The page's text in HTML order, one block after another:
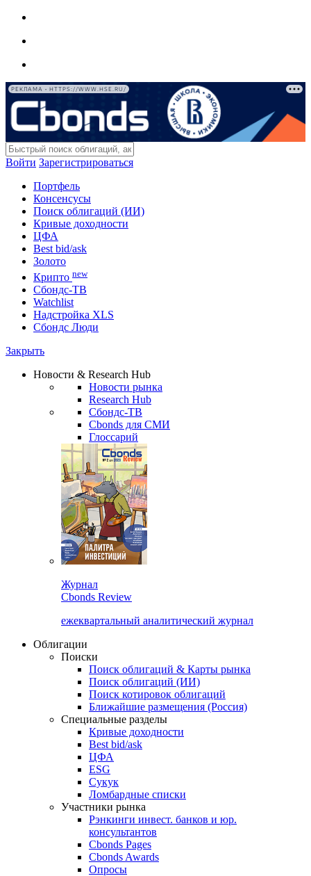
РЕКЛАМА • HTTPS://WWW.HSE.RU/
Войти Зарегистрироваться
Портфель
Консенсусы
Поиск облигаций (ИИ)
Кривые доходности
ЦФА
Best bid/ask
Золото
Крипто new
Сбондс-ТВ
Watchlist
Надстройка XLS
Сбондс Люди
Закрыть
Новости & Research Hub
Новости рынка
Research Hub
Сбондс-ТВ
Cbonds для СМИ
Глоссарий
Журнал
Cbonds Review
ежеквартальный аналитический журнал
Облигации
Поиски
Поиск облигаций & Карты рынка
Поиск облигаций (ИИ)
Поиск котировок облигаций
Ближайшие размещения (Россия)
Специальные разделы
Кривые доходности
Best bid/ask
ЦФА
ESG
Сукук
Ломбардные списки
Участники рынка
Рэнкинги инвест. банков и юр.
консультантов
Cbonds Pages
Cbonds Awards
Опросы